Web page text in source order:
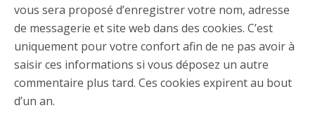
vous sera proposé d’enregistrer votre nom, adresse
de messagerie et site web dans des cookies. C’est
uniquement pour votre confort afin de ne pas avoir à
saisir ces informations si vous déposez un autre
commentaire plus tard. Ces cookies expirent au bout
d’un an.